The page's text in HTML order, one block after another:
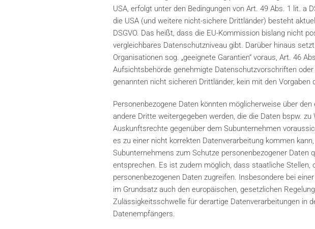
USA, erfolgt unter den Bedingungen von Art. 49 Abs. 1 lit. a
die USA (und weitere nicht-sichere Drittländer) besteht
DSGVO. Das heißt, dass die EU-Kommission bislang nicht
vergleichbares Datenschutzniveau gibt. Darüber hinaus
Organisationen sog. „geeignete Garantien“ voraus, Art. 46
Aufsichtsbehörde genehmigte Datenschutzvorschriften
genannten nicht sicheren Drittländer, kein mit den Vorgaben
Personenbezogene Daten könnten möglicherweise über
andere Dritte weitergegeben werden, die die Daten bspw.
Auskunftsrechte gegenüber dem Subunternehmen
es zu einer nicht korrekten Datenverarbeitung kommen
Subunternehmens zum Schutze personenbezogener Daten
entsprechen. Es ist zudem möglich, dass staatliche
personenbezogenen Daten zugreifen. Insbesondere bei
im Grundsatz auch den europäischen, gesetzlichen
Zulässigkeitsschwelle für derartige Datenverarbeitungen in
Datenempfängers.